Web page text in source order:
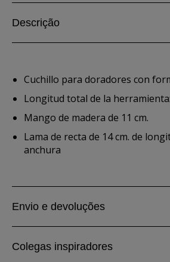
Descrição
Cuchillo para doradores con
Longitud total de la herramienta:
Mango de madera de 11 cm.
Lama de recta de 14 cm. de
anchura
Envio e devoluções
Colegas inspiradores